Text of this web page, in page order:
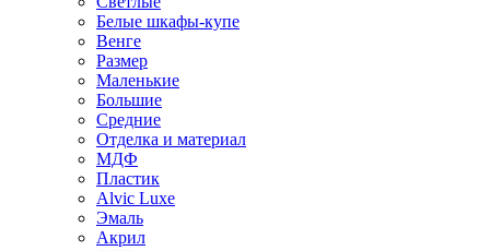
Белые шкафы-купе
Венге
Размер
Маленькие
Большие
Средние
Отделка и материал
МДФ
Пластик
Alvic Luxe
Эмаль
Акрил